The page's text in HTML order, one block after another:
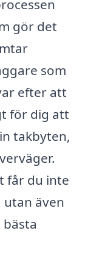
gör det
som
efter att
för dig att
takbyten,
får du inte
även